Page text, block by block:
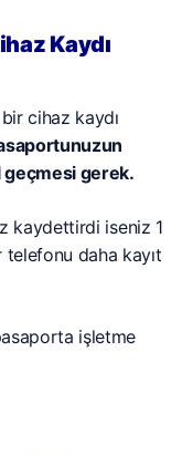
Kaydı
cihaz kaydı
geçmesi gerek.
kaydettirdi iseniz 1
daha kayıt
işletme